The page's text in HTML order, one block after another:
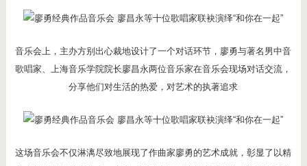
音乐会上，主办方别出心裁地设计了一个对话环节，廖勇与著名男中音
歌唱家、上海音乐学院院长廖昌永两位音乐家在音乐会现场对话交流，
分享他们对生活的热爱，对艺术的执著追求
这场音乐会不仅淋漓尽致地展现了作曲家廖勇的艺术成就，彰显了以精